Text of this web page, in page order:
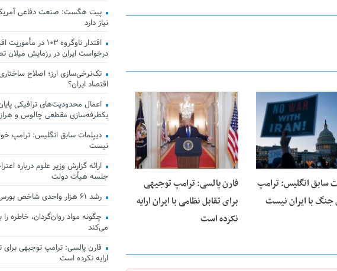
سابق انگلیس:‌ ترامپ
جنگ با ایران نیست
فارن پالسی: ترامپ توجیهی
برای تقابل نظامی با ایران ارایه
نکرده است
پیت هگست: صنعت دفاعی
نیاز دارد
درخواست ایران در رزمایش میلان
تک‌نرخی‌سازی ارز؛ اصلاح
اقتصاد ایران؟
اعمال محدودیت‌های ترافیکی
یکطرفه‌سازی مقطعی چالوس و هراز
دیپلمات سابق انگلیس:‌ ترامپ
نیست
ارائه گزارش وزیر علوم درباره
جلسه هیأت دولت
رشد ۶۱ هزار واحدی شاخص بورس
چگونه مواد روان‌گردان، خاطره
می‌کند
فارن پالسی: ترامپ توجیهی برای
ارایه نکرده است